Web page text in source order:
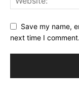
Save my name,
next time I comment.